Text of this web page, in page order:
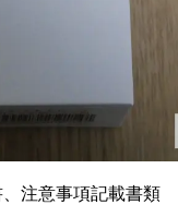
注意事項記載書類